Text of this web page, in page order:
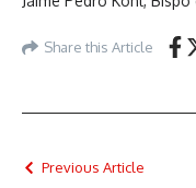
Share this Article
Previous Article